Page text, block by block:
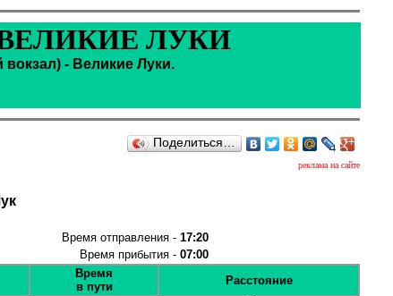
ЛУКИ
- Великие Луки.
Поделиться…
реклама на сайте
Время отправления - 17:20
Время прибытия - 07:00
Время
в пути
Расстояние